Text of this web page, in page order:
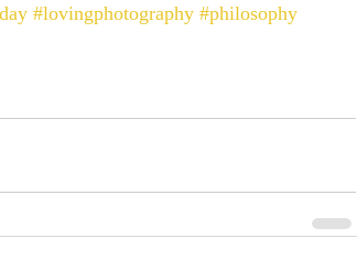
#lovingphotography #philosophy